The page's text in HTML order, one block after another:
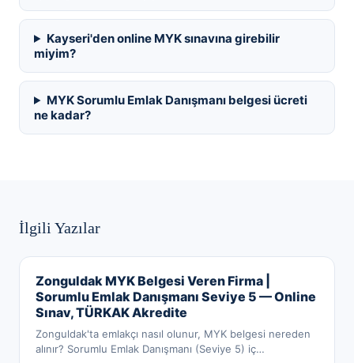
Kayseri'den online MYK sınavına girebilir
miyim?
MYK Sorumlu Emlak Danışmanı belgesi ücreti
ne kadar?
İlgili Yazılar
Zonguldak MYK Belgesi Veren Firma |
Sorumlu Emlak Danışmanı Seviye 5 — Online
Sınav, TÜRKAK Akredite
Zonguldak'ta emlakçı nasıl olunur, MYK belgesi nereden
alınır? Sorumlu Emlak Danışmanı (Seviye 5) iç…